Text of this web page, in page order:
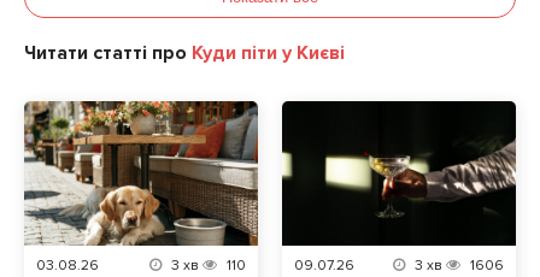
Читати статті про Куди піти у Києві
03.08.26 3 хв 110 09.07.26 3 хв 1606